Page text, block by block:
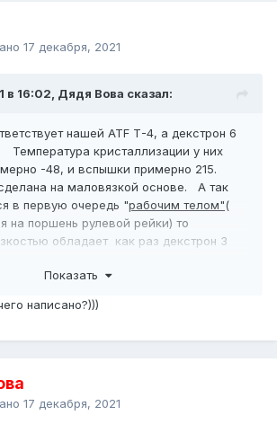
17 декабря, 2021
в 16:02, Дядя Вова сказал:
нашей ATF Т-4, а декстрон 6
кристаллизации у них
-48, и вспышки примерно 215.
на маловязкой основе. А так
в первую очередь "рабочим телом"(
на поршень рулевой рейки) то
обладает как раз декстрон 3
Показать
написано?)))
17 декабря, 2021